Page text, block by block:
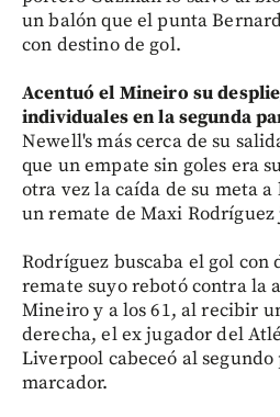
un balón que el punta
con destino de gol.
Acentuó el Mineiro su
individuales en la segunda
Newell's más cerca de su
que un empate sin goles era
otra vez la caída de su meta a
un remate de Maxi
Rodríguez buscaba el gol con
remate suyo rebotó contra la
Mineiro y a los 61, al recibir
derecha, el ex jugador del
Liverpool cabeceó al
marcador.